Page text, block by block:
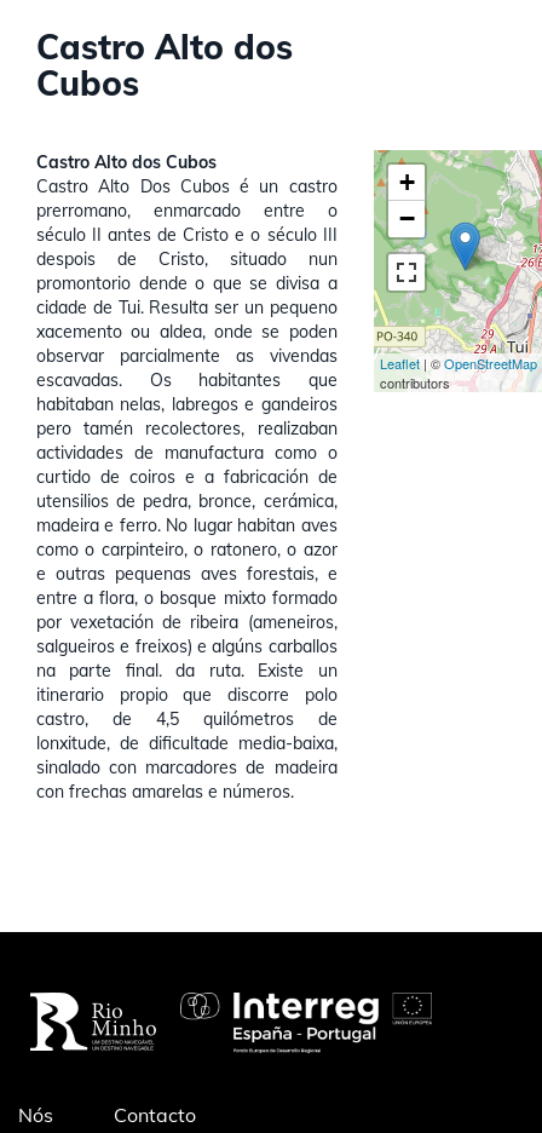
Castro Alto dos
Cubos
Castro Alto dos Cubos
Castro Alto Dos Cubos é un castro
prerromano, enmarcado entre o
século II antes de Cristo e o século III
despois de Cristo, situado nun
promontorio dende o que se divisa a
cidade de Tui. Resulta ser un pequeno
xacemento ou aldea, onde se poden
observar parcialmente as vivendas
escavadas. Os habitantes que
habitaban nelas, labregos e gandeiros
pero tamén recolectores, realizaban
actividades de manufactura como o
curtido de coiros e a fabricación de
utensilios de pedra, bronce, cerámica,
madeira e ferro. No lugar habitan aves
como o carpinteiro, o ratonero, o azor
e outras pequenas aves forestais, e
entre a flora, o bosque mixto formado
por vexetación de ribeira (ameneiros,
salgueiros e freixos) e algúns carballos
na parte final. da ruta. Existe un
itinerario propio que discorre polo
castro, de 4,5 quilómetros de
lonxitude, de dificultade media-baixa,
sinalado con marcadores de madeira
con frechas amarelas e números.
+
−
Leaflet| ©OpenStreetMap
contributors
Pé
Nós Contacto